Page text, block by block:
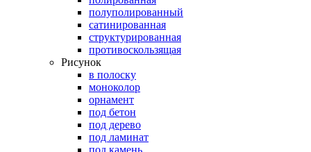
полуполированный
сатинированная
структурированная
противоскользящая
Рисунок
в полоску
моноколор
орнамент
под бетон
под дерево
под ламинат
под камень